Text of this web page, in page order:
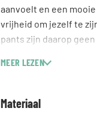
aanvoelt en een
vrijheid om jezelf te
pants zijn daarop
MEER LEZEN
Materiaal